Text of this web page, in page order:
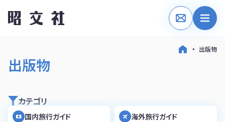
出版物
出版物
カテゴリ
国内旅行ガイド 海外旅行ガイド